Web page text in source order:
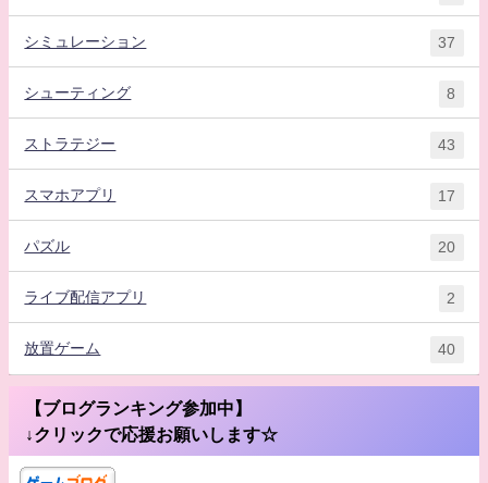
シミュレーション 37
シューティング 8
ストラテジー 43
スマホアプリ 17
パズル 20
ライブ配信アプリ 2
放置ゲーム 40
【ブログランキング参加中】
↓クリックで応援お願いします☆